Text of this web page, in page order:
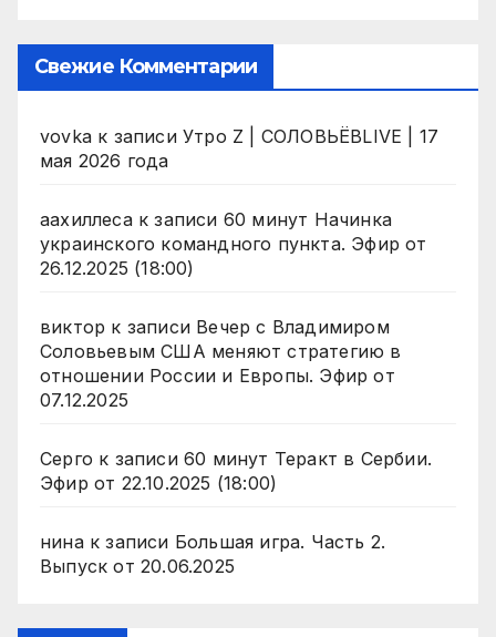
Свежие Комментарии
vovka к записи Утро Z | СОЛОВЬЁВLIVE | 17
мая 2026 года
аахиллесак записи 60 минут Начинка
украинского командного пункта. Эфир от
26.12.2025 (18:00)
виктор к записи Вечер с Владимиром
Соловьевым США меняют стратегию в
отношении России и Европы. Эфир от
07.12.2025
Серго к записи 60 минут Теракт в Сербии.
Эфир от 22.10.2025 (18:00)
нинак записи Большая игра. Часть 2.
Выпуск от 20.06.2025